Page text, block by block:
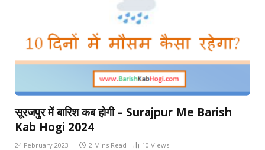
सूरजपुर में बारिश कब होगी – Surajpur Me Barish
Kab Hogi 2024
24 February 2023 2 Mins Read 10 Views